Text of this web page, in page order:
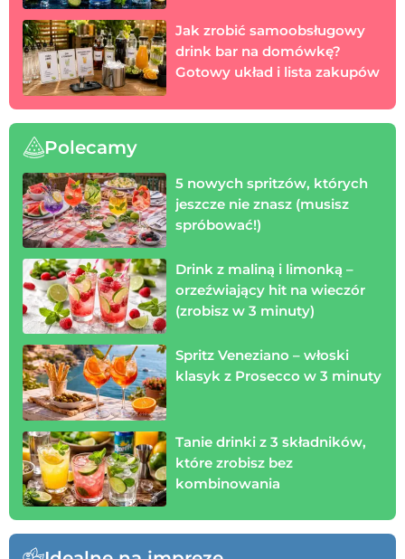
Jak zrobić samoobsługowy
drink bar na domówkę?
Gotowy układ i lista zakupów
Polecamy
5 nowych spritzów, których
jeszcze nie znasz (musisz
spróbować!)
Drink z maliną i limonką –
orzeźwiający hit na wieczór
(zrobisz w 3 minuty)
Spritz Veneziano – włoski
klasyk z Prosecco w 3 minuty
Tanie drinki z 3 składników,
które zrobisz bez
kombinowania